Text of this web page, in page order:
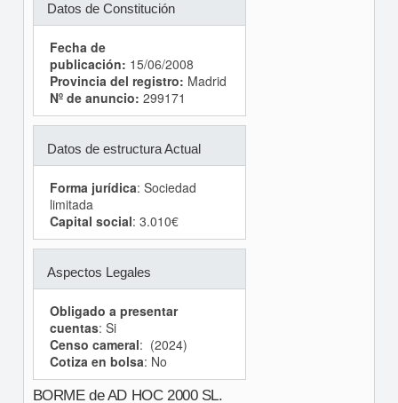
Datos de Constitución
Fecha de
publicación: 15/06/2008
Provincia del registro: Madrid
Nº de anuncio: 299171
Datos de estructura Actual
Forma jurídica: Sociedad
limitada
Capital social: 3.010€
Aspectos Legales
Obligado a presentar
cuentas: Si
Censo cameral: (2024)
Cotiza en bolsa: No
BORME de AD HOC 2000 SL.